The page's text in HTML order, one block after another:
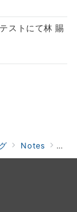
ストにて林 賜
Notes